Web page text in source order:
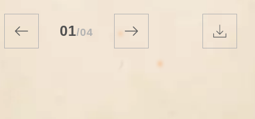
01/04